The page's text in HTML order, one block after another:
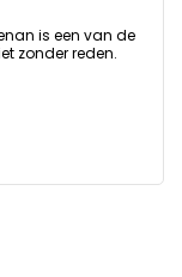
is een van de
zonder reden.